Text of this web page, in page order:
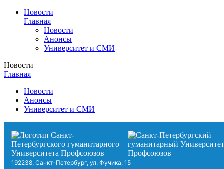
Новости
Главная
Новости
Анонсы
Университет и СМИ
Новости
Главная
Новости
Анонсы
Университет и СМИ
192238, Санкт-Петербург, ул. Фучика, 15